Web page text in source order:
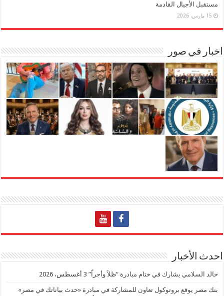
مستقبل الأجيال القادمة
15 مارس، 2026
اخبار في صور
احدث الأخبار
خالد السلامي يشارك في ختام مبادرة “ظلاً وأجراً” 3 أغسطس، 2026
بنك مصر يوقع بروتوكول تعاون للمشاركة في مبادرة «حدث بياناتك في مصر»